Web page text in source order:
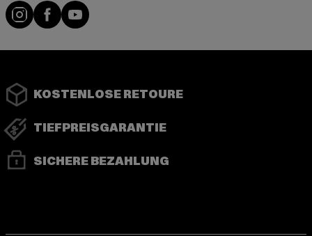
Instagram
FacebookYouTube
KOSTENLOSE RETOURE
TIEFPREISGARANTIE
SICHERE BEZAHLUNG